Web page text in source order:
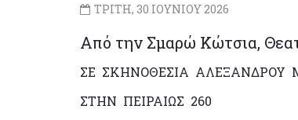
ΤΡΙΤΗ, 30 ΙΟΥΝΙΟΥ 2026
Από την Σμαρώ Κώτσια,
ΣΕ ΣΚΗΝΟΘΕΣΙΑ ΑΛΕΞΑΝΔΡΟΥ
ΣΤΗΝ ΠΕΙΡΑΙΩΣ 260